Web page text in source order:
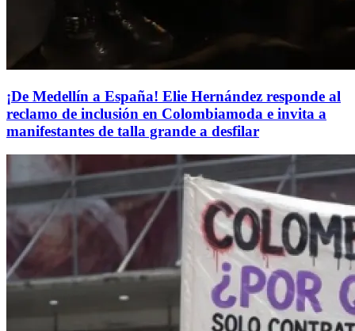
¡De Medellín a España! Elie Hernández responde al
reclamo de inclusión en Colombiamoda e invita a
manifestantes de talla grande a desfilar